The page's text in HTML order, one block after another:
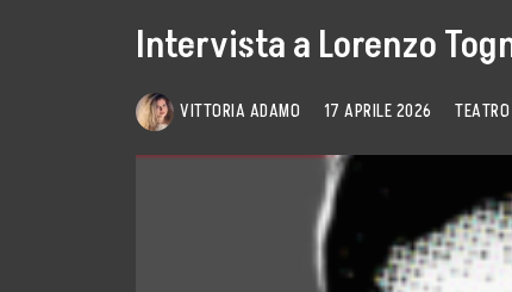
Home
Noi
Storia, Mission e Vision
Fondatori
Intervista a Lorenzo
VITTORIA ADAMO 17 APRILE 2026 TEATRO